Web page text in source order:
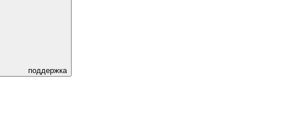
поддержка